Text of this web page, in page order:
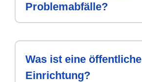
Problemabfälle?
Was ist eine öffentliche
Einrichtung?